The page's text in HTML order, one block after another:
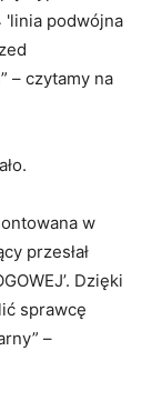
'linia podwójna
– czytamy na
w
przesłał
Dzięki
sprawcę
–